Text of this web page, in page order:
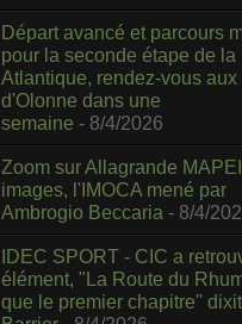
Départ avancé et parcours
pour la seconde étape de la
Atlantique, rendez-vous
d'Olonne dans une
semaine - 8/4/2026
Zoom sur Allagrande
images, l'IMOCA mené par
Ambrogio Beccaria - 8/4/
IDEC SPORT - CIC a
élément, "La Route du
que le premier chapitre"